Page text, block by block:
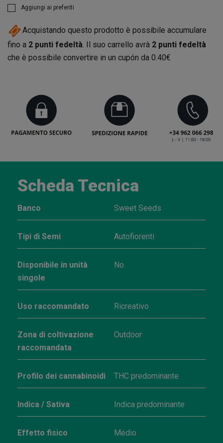
Aggiungi ai preferiti
Acquistando questo prodotto è possibile accumulare
fino a 2 punti fedeltà. Il suo carrello avrà 2 punti fedeltà
che è possibile convertire in un cupón da 0.40€
Scheda Tecnica
Banco Sweet Seeds
Tipi di Semi Autofiorenti
Disponibile in unità
singole
No
Uso raccomandato Ricreativo
Zona di coltivazione
raccomandata
Outdoor
Profilo dei cannabinoidi THC predominante
Indica / Sativa Indica predominante
Effetto fisico Medio